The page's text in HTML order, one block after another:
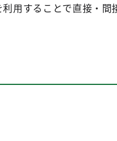
用することで直接・